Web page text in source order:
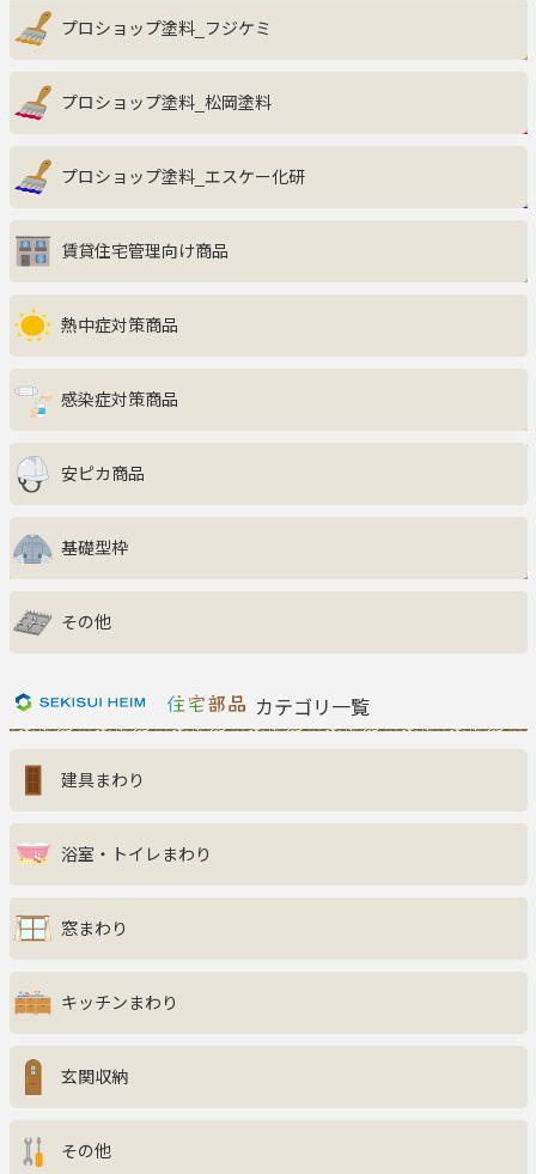
インテリア・収納家具
キッチン
エクステリア
サニタリー・ランドリー
ファッション・美容・健康
生活雑貨・グルメ・キッズ
ご利用ガイド よくある質問 お問い合わせ
プロショップ塗料_フジケミ
プロショップ塗料_松岡塗料
プロショップ塗料_エスケー化研
賃貸住宅管理向け商品
熱中症対策商品
感染症対策商品
安ピカ商品
基礎型枠
その他
カテゴリ一覧
建具まわり
浴室・トイレまわり
窓まわり
キッチンまわり
玄関収納
その他